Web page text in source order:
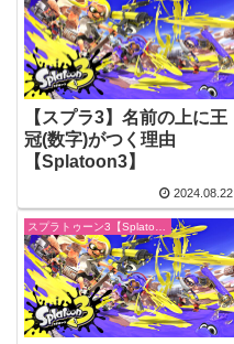
【スプラ3】名前の上に王
冠(数字)がつく理由
【Splatoon3】
2024.08.22
スプラトゥーン3【Splatoon3】